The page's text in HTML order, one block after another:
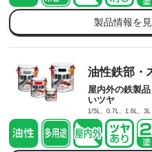
製品情報を
油性鉄部・
屋内外の鉄製
いツヤ
1/5L、0.7L、1.6L、3L